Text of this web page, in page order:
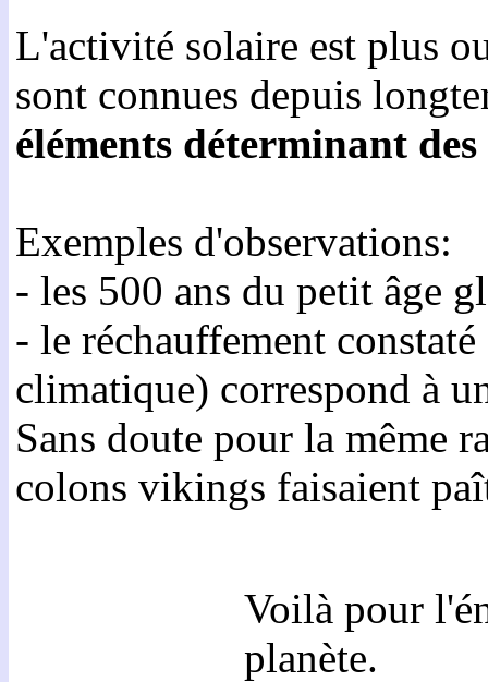
L'activité solaire est plus
sont connues depuis
éléments déterminant
Exemples d'observations:
- les 500 ans du petit âge
- le réchauffement
climatique) correspond à
Sans doute pour la même
colons vikings faisaient
Voilà pour
planète.